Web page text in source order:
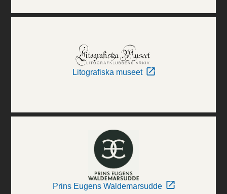
Litografiska museet
Prins Eugens Waldemarsudde